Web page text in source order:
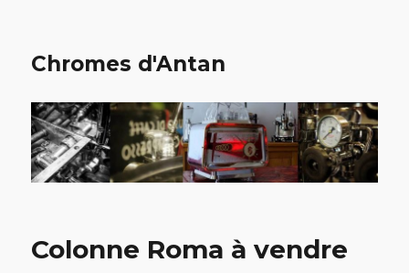
Chromes d'Antan
Colonne Roma à vendre